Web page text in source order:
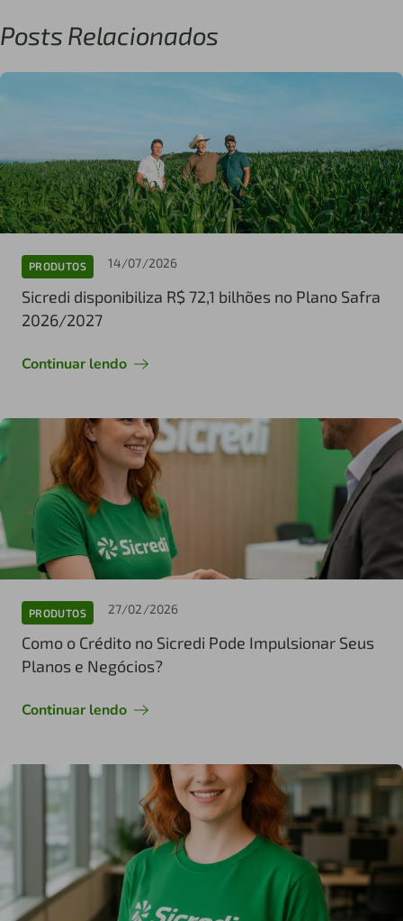
Posts Relacionados
PRODUTOS 14/07/2026
Sicredi disponibiliza R$ 72,1 bilhões no Plano Safra
2026/2027
Continuar lendo
PRODUTOS 27/02/2026
Como o Crédito no Sicredi Pode Impulsionar Seus
Planos e Negócios?
Continuar lendo